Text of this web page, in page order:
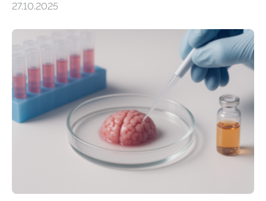
aus dem Deutschen Zentrum für Herzinsuffizienz
im Journal Circulation, warum der Energietransport bei
der Hypertrophen Kardiomyopathie (HCM) versagen
kann und wie sich durch eine Verringerung der
Herzbelastung und des oxidativen Stresses
Rhythmusstörungen reduzieren lassen. Würzburg. Die
hypertrophe Kardiomyopathie (HCM) ist die häufigste
erblich bedingte Herzerkrankung. Sie führt dazu, dass
sich die linke Herzkammer verdickt, der Herzmuskel zu
stark kontrahiert…
27.10.2025